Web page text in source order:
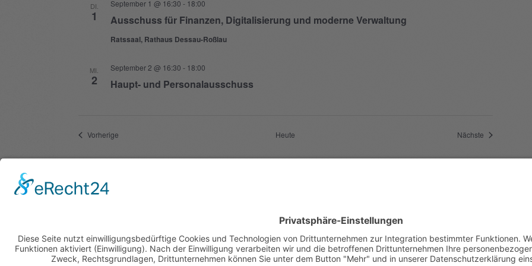
DI.
1 Ausschuss für Finanzen, Digitalisierung und moderne Verwaltung
September 1 @ 16:30 - 18:00
Ratssaal, Rathaus Dessau-Roßlau
MI.
2 Haupt- und Personalausschuss
September 2 @ 16:30 - 18:00
VorherigeVeranstaltungen Heute Nächste